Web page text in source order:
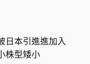
K
$
日本引進進加入
株型矮小